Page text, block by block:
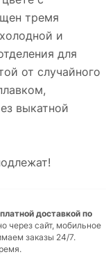
тремя
и
для
от случайного
выкатной
доставкой по
через сайт, мобильное
заказы 24/7.